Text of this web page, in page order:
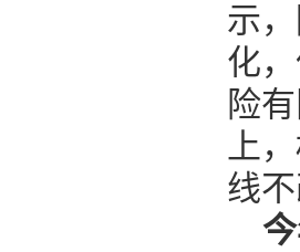
示
化
险
上
线